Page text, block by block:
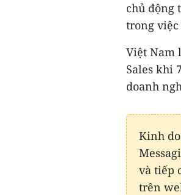
chủ động
trong việc
Việt Nam
Sales khi
doanh
Kinh
và tiếp
trên